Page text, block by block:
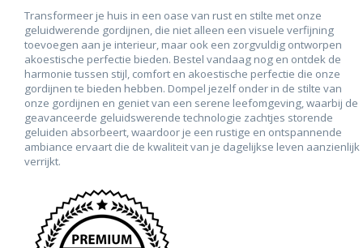
Transformeer je huis in een oase van rust en stilte met onze
geluidwerende gordijnen, die niet alleen een visuele verfijning
toevoegen aan je interieur, maar ook een zorgvuldig ontworpen
akoestische perfectie bieden. Bestel vandaag nog en ontdek de
harmonie tussen stijl, comfort en akoestische perfectie die onze
gordijnen te bieden hebben. Dompel jezelf onder in de stilte van
onze gordijnen en geniet van een serene leefomgeving, waarbij de
geavanceerde geluidswerende technologie zachtjes storende
geluiden absorbeert, waardoor je een rustige en ontspannende
ambiance ervaart die de kwaliteit van je dagelijkse leven aanzienlijk
verrijkt.